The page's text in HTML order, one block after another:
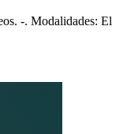
-. Modalidades: El